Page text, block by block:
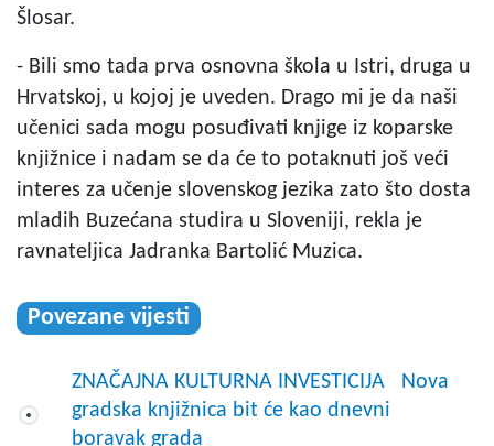
Šlosar.
- Bili smo tada prva osnovna škola u Istri, druga u
Hrvatskoj, u kojoj je uveden. Drago mi je da naši
učenici sada mogu posuđivati knjige iz koparske
knjižnice i nadam se da će to potaknuti još veći
interes za učenje slovenskog jezika zato što dosta
mladih Buzećana studira u Sloveniji, rekla je
ravnateljica Jadranka Bartolić Muzica.
Povezane vijesti
ZNAČAJNA KULTURNA INVESTICIJA Nova
gradska knjižnica bit će kao dnevni
boravak grada